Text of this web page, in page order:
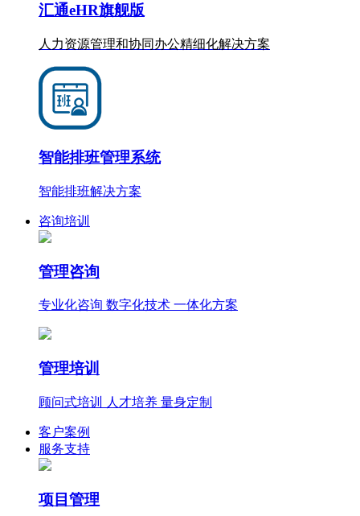
汇通eHR旗舰版
人力资源管理和协同办公精细化解决方案
智能排班管理系统
智能排班解决方案
咨询培训
管理咨询
专业化咨询 数字化技术 一体化方案
管理培训
顾问式培训 人才培养 量身定制
客户案例
服务支持
项目管理